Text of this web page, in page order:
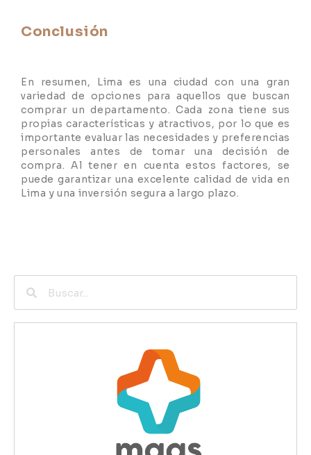
Conclusión
En resumen, Lima es una ciudad con una gran
variedad de opciones para aquellos que buscan
comprar un departamento. Cada zona tiene sus
propias características y atractivos, por lo que es
importante evaluar las necesidades y preferencias
personales antes de tomar una decisión de
compra. Al tener en cuenta estos factores, se
puede garantizar una excelente calidad de vida en
Lima y una inversión segura a largo plazo.